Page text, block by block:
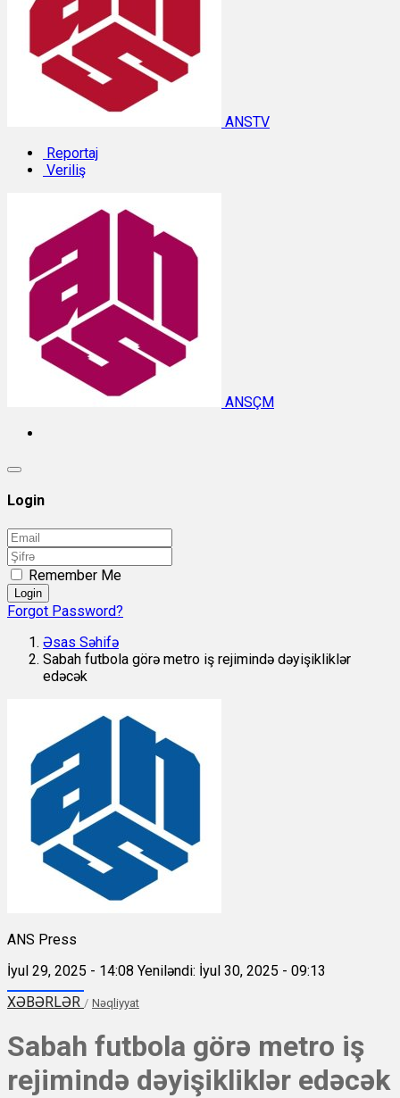
ANSTV
Reportaj
Veriliş
ANSÇM
Login
Remember Me
Login
Forgot Password?
Əsas Səhifə
Sabah futbola görə metro iş rejimində dəyişikliklər
edəcək
ANS Press
İyul 29, 2025 - 14:08 Yeniləndi: İyul 30, 2025 - 09:13
XƏBƏRLƏR / Nəqliyyat
Sabah futbola görə metro iş
rejimində dəyişikliklər edəcək